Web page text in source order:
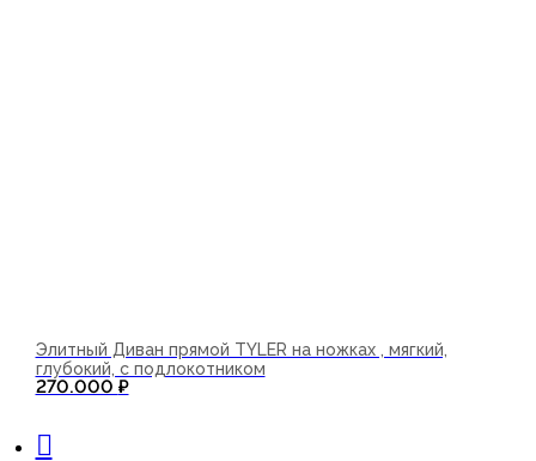
Элитный Диван прямой TYLER на ножках , мягкий,
глубокий, с подлокотником
270.000 ₽